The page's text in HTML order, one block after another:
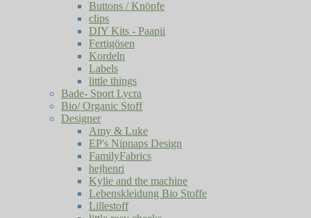
Buttons / Knöpfe
clips
DIY Kits - Paapii
Fertigösen
Kordeln
Labels
little things
Bade- Sport Lycra
Bio/ Organic Stoff
Designer
Amy & Luke
EP's Nipnaps Design
FamilyFabrics
hejhenri
Kylie and the machine
Lebenskleidung Bio Stoffe
Lillestoff